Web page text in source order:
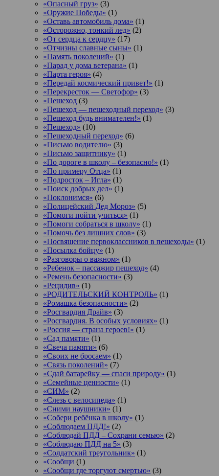
«Опасный груз» (3)
«Оружие Победы» (1)
«Оставь автомобиль дома» (1)
«Осторожно, тонкий лед» (2)
«От сердца к сердцу» (17)
«Отчизны славные сыны» (1)
«Память поколений» (1)
«Парад у дома ветерана» (1)
«Парта героя» (4)
«Передай космический привет!» (1)
«Перекресток — Светофор» (3)
«Пешеход (3)
«Пешеход — пешеходный переход» (3)
«Пешеход будь внимателен!» (1)
«Пешеход» (10)
«Пешеходный переход» (6)
«Письмо водителю» (3)
«Письмо защитнику» (1)
«По дороге в школу – безопасно!» (1)
«По примеру Отца» (1)
«Подросток ‒ Игла» (1)
«Поиск добрых дел» (1)
«Поклонимся» (6)
«Полицейский Дед Мороз» (5)
«Помоги пойти учиться» (1)
«Помоги собраться в школу» (1)
«Помочь без лишних слов» (3)
«Посвящение первоклассников в пешеходы» (1)
«Посылка бойцу» (1)
«Разговоры о важном» (1)
«Ребенок – пассажир пешеход» (4)
«Ремень безопасности» (3)
«Рецидив» (1)
«РОДИТЕЛЬСКИЙ КОНТРОЛЬ» (1)
«Ромашка безопасности» (2)
«Росгвардия Драйв» (3)
«Росгвардия. В особых условиях» (1)
«Россия — страна героев!» (1)
«Сад памяти» (1)
«Свеча памяти» (6)
«Своих не бросаем» (1)
«Связь поколений» (7)
«Сдай батарейку — спаси природу» (1)
«Семейные ценности» (1)
«СИМ» (2)
«Слезь с велосипеда» (1)
«Сними наушники» (1)
«Собери ребёнка в школу» (1)
«Соблюдаем ПДД!» (2)
«Соблюдай ПДД – Сохрани семью» (2)
«Соблюдаю ПДД на 5» (3)
«Солдатский треугольник» (1)
«Сообщи (1)
«Сообщи где торгуют смертью» (3)